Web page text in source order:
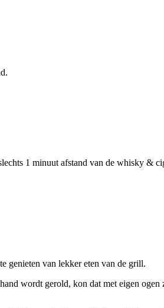
1 minuut afstand van de whisky &
genieten van lekker eten van de grill.
wordt gerold, kon dat met eigen ogen